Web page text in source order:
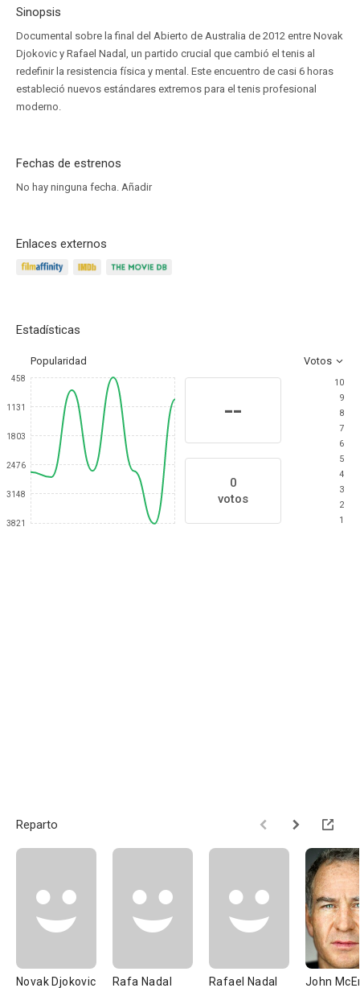
Sinopsis
Documental sobre la final del Abierto de Australia de 2012 entre Novak
Djokovic y Rafael Nadal, un partido crucial que cambió el tenis al
redefinir la resistencia física y mental. Este encuentro de casi 6 horas
estableció nuevos estándares extremos para el tenis profesional
moderno.
Fechas de estrenos
No hay ninguna fecha. Añadir
Enlaces externos
Estadísticas
Popularidad Votos
458
1131
1803
2476
3148
3821
--
0
votos
10
9
8
7
6
5
4
3
2
1
Reparto
Novak Djokovic Rafa Nadal Rafael Nadal John